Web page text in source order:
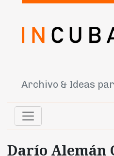
Archivo & Ideas
Darío Alemán